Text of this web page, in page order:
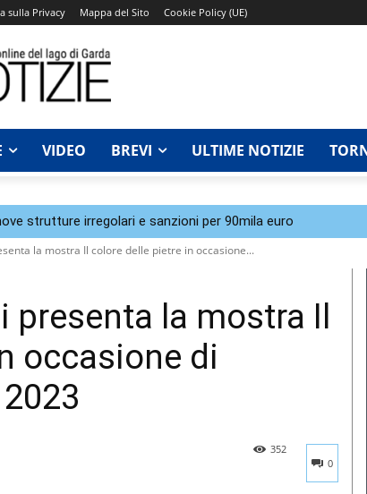
sulla Privacy Mappa del Sito Cookie Policy (UE)
VIDEO BREVI ULTIME NOTIZIE
strutture irregolari e sanzioni per 90mila euro
la mostra Il colore delle pietre in occasione...
presenta la mostra Il
occasione di
0
352